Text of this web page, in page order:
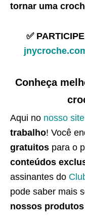
tornar uma
✅
Conheça
Aqui no nosso site
trabalho! Você
gratuitos para o
conteúdos
assinantes do
pode saber mais
nossos